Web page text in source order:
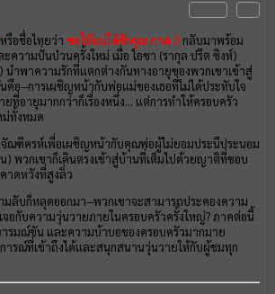
หรือชื่อไทยว่า ขอให้ผมได้รักคุณ ภาค 2กลับมาพร้อม
ะความปั่นป่วนครั้งใหม่ เมื่อ ไอชา (รากุล ปรีต ซิงห์)
นำพาความรักที่แตกต่างกันทางอายุของพวกเขาเข้าสู่
อ--การเผชิญหน้ากับพ่อแม่ของเธอที่ไม่ได้ประทับใจ
ที่อายุมากกว่าก็เรื่องหนึ่ง... แต่การทำให้ครอบครัว
ม่ทั้งหมด
จัณฑีครห์เพื่อเผชิญหน้ากับคุณพ่อผู้ไม่ยอมประนีประนอม
) พวกเขาก็เดินตรงเข้าสู่บ้านที่เต็มไปด้วยญาติที่ชอบ
าดหวังที่สูงลิ่ว
มลับก็หลุดออกมา--พวกเขาจะสามารถประคองความ
จอกับความวุ่นวายภายในครอบครัวครั้งใหญ่? ภาคต่อนี้
ารมณ์ขัน และความบ้าบอของครอบครัวมากมาย
รณ์ที่เข้าถึงได้และสนุกสนานวุ่นวายให้กับผู้ชมทุก